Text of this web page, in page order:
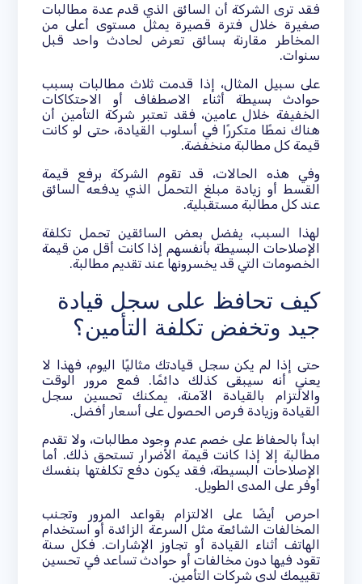
فقد ترى الشركة أن السائق الذي قدم عدة مطالبات
صغيرة خلال فترة قصيرة يمثل مستوى أعلى من
المخاطر مقارنة بسائق تعرض لحادث واحد قبل
سنوات.
على سبيل المثال، إذا قدمت ثلاث مطالبات بسبب
حوادث بسيطة أثناء الاصطفاف أو الاحتكاكات
الخفيفة خلال عامين، فقد تعتبر شركة التأمين أن
هناك نمطًا متكررًا في أسلوب القيادة، حتى لو كانت
قيمة كل مطالبة منخفضة.
وفي هذه الحالات، قد تقوم الشركة برفع قيمة
القسط أو زيادة مبلغ التحمل الذي يدفعه السائق
عند كل مطالبة مستقبلية.
لهذا السبب، يفضل بعض السائقين تحمل تكلفة
الإصلاحات البسيطة بأنفسهم إذا كانت أقل من قيمة
الخصومات التي قد يخسرونها عند تقديم مطالبة.
كيف تحافظ على سجل قيادة
جيد وتخفض تكلفة التأمين؟
حتى إذا لم يكن سجل قيادتك مثاليًا اليوم، فهذا لا
يعني أنه سيبقى كذلك دائمًا. فمع مرور الوقت
والالتزام بالقيادة الآمنة، يمكنك تحسين سجل
القيادة وزيادة فرص الحصول على أسعار أفضل.
ابدأ بالحفاظ على خصم عدم وجود مطالبات، ولا تقدم
مطالبة إلا إذا كانت قيمة الأضرار تستحق ذلك. أما
الإصلاحات البسيطة، فقد يكون دفع تكلفتها بنفسك
أوفر على المدى الطويل.
احرص أيضًا على الالتزام بقواعد المرور وتجنب
المخالفات الشائعة مثل السرعة الزائدة أو استخدام
الهاتف أثناء القيادة أو تجاوز الإشارات. فكل سنة
تقود فيها دون مخالفات أو حوادث تساعد في تحسين
تقييمك لدى شركات التأمين.